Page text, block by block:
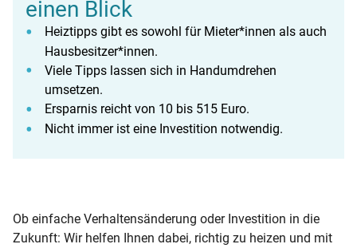
einen Blick
Heiztipps gibt es sowohl für Mieter*innen als auch
Hausbesitzer*innen.
Viele Tipps lassen sich in Handumdrehen
umsetzen.
Ersparnis reicht von 10 bis 515 Euro.
Nicht immer ist eine Investition notwendig.
Ob einfache Verhaltensänderung oder Investition in die
Zukunft: Wir helfen Ihnen dabei, richtig zu heizen und mit